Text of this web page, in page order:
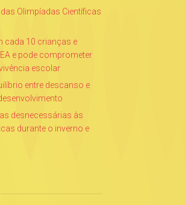
Olimpíadas Científicas
cada 10 crianças e
e pode comprometer
escolar
entre descanso e
desnecessárias às
durante o inverno e